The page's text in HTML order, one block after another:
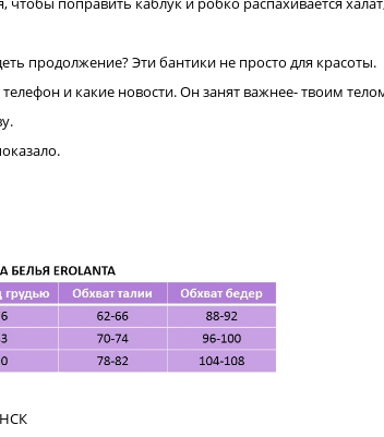
продолжение? Эти бантики не просто для красоты.
и какие новости. Он занят важнее- твоим